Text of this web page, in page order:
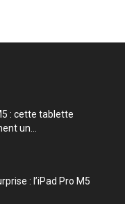
: cette tablette
un...
: l’iPad Pro M5